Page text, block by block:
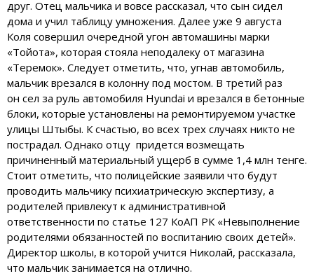
друг. Отец мальчика и вовсе рассказал, что сын сидел
дома и учил таблицу умножения. Далее уже 9 августа
Коля совершил очередной угон автомашины марки
«Тойота», которая стояла неподалеку от магазина
«Теремок». Следует отметить, что, угнав автомобиль,
мальчик врезался в колонну под мостом. В третий раз
он сел за руль автомобиля Hyundai и врезался в бетонные
блоки, которые установлены на ремонтируемом участке
улицы Штыбы. К счастью, во всех трех случаях никто не
пострадал. Однако отцу придется возмещать
причиненный материальный ущерб в сумме 1,4 млн тенге.
Стоит отметить, что полицейские заявили что будут
проводить мальчику психиатрическую экспертизу, а
родителей привлекут к административной
ответственности по статье 127 КоАП РК «Невыполнение
родителями обязанностей по воспитанию своих детей».
Директор школы, в которой учится Николай, рассказала,
что мальчик занимается на отлично.